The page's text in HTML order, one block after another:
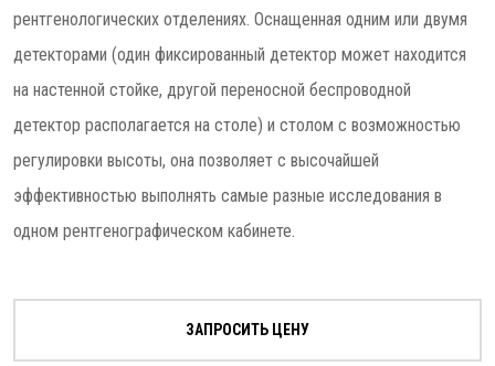
рентгенологических отделениях. Оснащенная одним или двумя
детекторами (один фиксированный детектор может находится
на настенной стойке, другой переносной беспроводной
детектор располагается на столе) и столом с возможностью
регулировки высоты, она позволяет с высочайшей
эффективностью выполнять самые разные исследования в
одном рентгенографическом кабинете.
ЗАПРОСИТЬ ЦЕНУ